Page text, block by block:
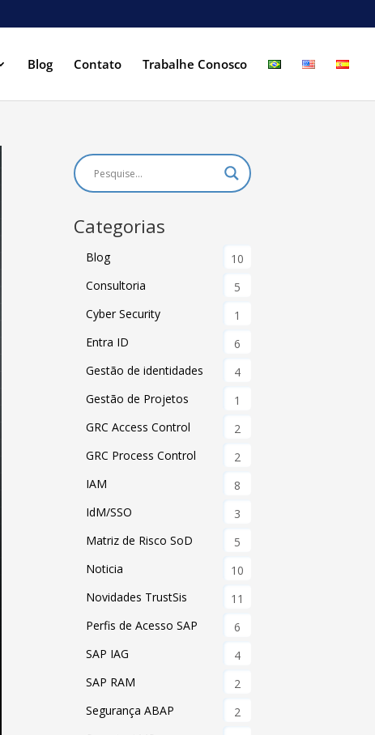
Blog Contato Trabalhe Conosco
Categorias
Blog
10
Consultoria
5
Cyber Security
1
Entra ID
6
Gestão de identidades
4
Gestão de Projetos
1
GRC Access Control
2
GRC Process Control
2
IAM
8
IdM/SSO
3
Matriz de Risco SoD
5
Noticia
10
Novidades TrustSis
11
Perfis de Acesso SAP
6
SAP IAG
4
SAP RAM
2
Segurança ABAP
2